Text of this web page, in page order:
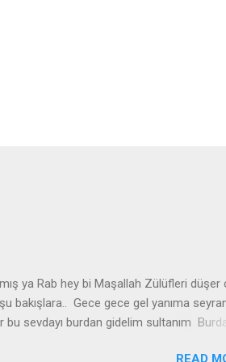
ya Rab hey bi Maşallah Zülüfleri düşer
bakışlara.. Gece gece gel yanıma
sevdayı burdan gidelim sultanım
READ